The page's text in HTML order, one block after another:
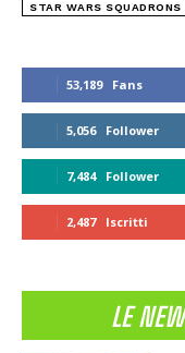
53,189 Fans
5,056 Follower
7,484 Follower
2,487 Iscritti
LE
STAR WARS SQUADRONS